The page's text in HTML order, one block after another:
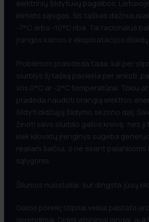
elektrinių šildytuvų pagalbos.
klimato sąlygas, šis taškas
-7°C arba -10°C riba. Tai racionalus
įrangos kainos ir eksploatacijos išlaidų.
Problemos prasideda tada, kai per
siurblys šį tašką pasiekia per anksti,
vos 0°C ar -2°C temperatūrai. Tokiu
pradeda naudoti brangią elektros
šildyti didžiąją šildymo sezono dalį.
žinoti savo siurblio galios kreivę, nes
kiek kilovatų įrenginys sugeba
realiam šalčiui, o ne esant
sąlygoms.
Šilumos nuostoliai: kur dingsta jūsų
Galios poreikį stipriai veikia pastato
sprendimai. Dideli vitrininiai langai,